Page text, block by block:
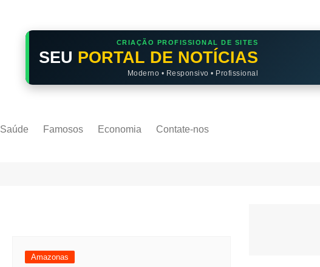
CRIAÇÃO PROFISSIONAL DE SITES
SEU PORTAL DE NOTÍCIAS
Moderno • Responsivo • Profissional
Saúde Famosos Economia Contate-nos
Amazonas